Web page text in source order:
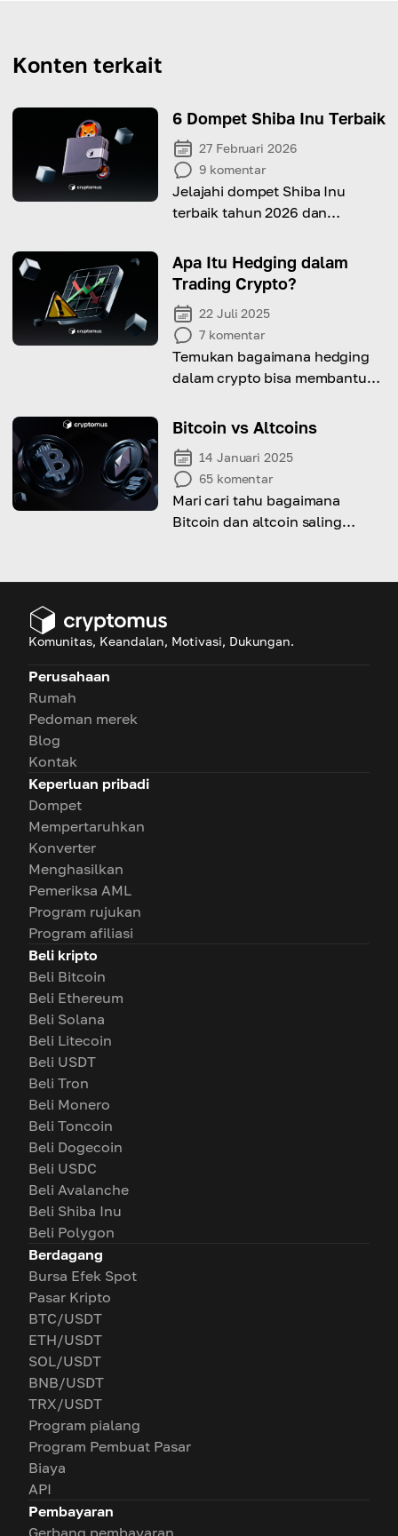
Konten terkait
6 Dompet Shiba Inu Terbaik
27 Februari 2026
9 komentar
Jelajahi dompet Shiba Inu
terbaik tahun 2026 dan
antara keamanan,
kenyamanan, dan fitur cerdas
untuk SHIB Anda.
Apa Itu Hedging dalam
Trading Crypto?
22 Juli 2025
7 komentar
Temukan bagaimana hedging
dalam crypto bisa membantu
melindungi aset di pasar yang
Bitcoin vs Altcoins
14 Januari 2025
65 komentar
Mari cari tahu bagaimana
Bitcoin dan altcoin saling
Komunitas, Keandalan, Motivasi, Dukungan.
Perusahaan
Rumah
Pedoman merek
Blog
Kontak
Keperluan pribadi
Dompet
Mempertaruhkan
Konverter
Menghasilkan
Pemeriksa AML
Program rujukan
Program afiliasi
Beli kripto
Beli Bitcoin
Beli Ethereum
Beli Solana
Beli Litecoin
Beli USDT
Beli Tron
Beli Monero
Beli Toncoin
Beli Dogecoin
Beli USDC
Beli Avalanche
Beli Shiba Inu
Beli Polygon
Berdagang
Bursa Efek Spot
Pasar Kripto
BTC/USDT
ETH/USDT
SOL/USDT
BNB/USDT
TRX/USDT
Program pialang
Program Pembuat Pasar
Biaya
API
Pembayaran